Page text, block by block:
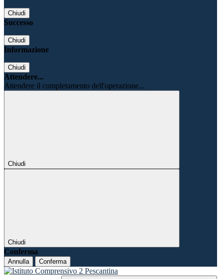
Chiudi
Successo
Chiudi
Informazione
Chiudi
Attendere...
Attendere il completamento dell'operazione...
Chiudi
Chiudi
Conferma
Annulla Conferma